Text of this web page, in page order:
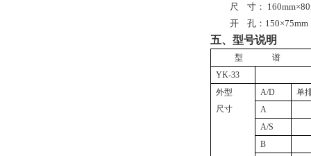
尺
寸： 160mm
开
孔：150×75mm
五、型号说明
型
谱
YK-33
外型
尺寸
A/D
单
A
A/S
B